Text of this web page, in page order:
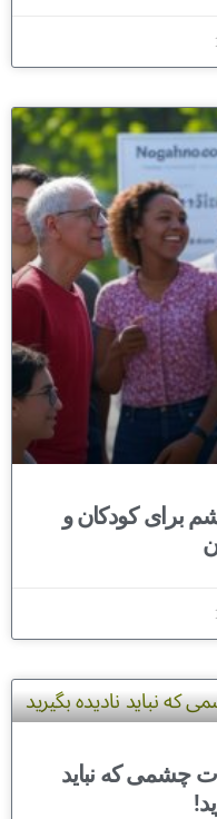
برای کودکان و
چشمی که نباید